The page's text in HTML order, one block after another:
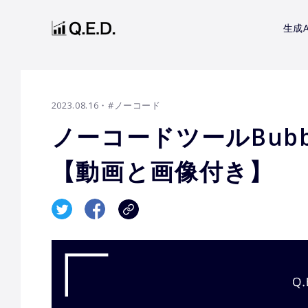
生成
2023.08.16 ・#ノーコード
ノーコードツール
【動画と画像付き】